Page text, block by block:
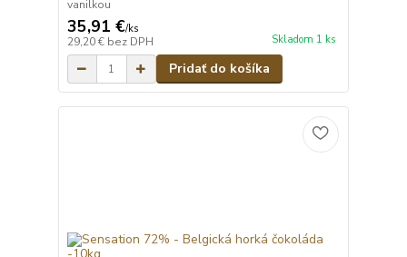
vanilkou
35,91 €/ks
29,20 € bez DPH Skladom 1 ks
Pridať do košíka